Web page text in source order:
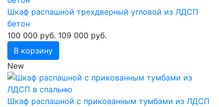
Шкаф распашной трехдверный угловой из ЛДСП
бетон
100 000 руб. 109 000 руб.
В корзину
New
Шкаф распашной с прикованным тумбами из ЛДСП